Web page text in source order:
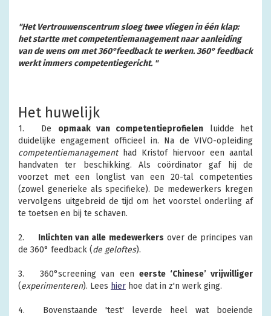
"Het Vertrouwenscentrum sloeg twee vliegen in één klap:
het startte met competentiemanagement naar aanleiding
van de wens om met 360°feedback te werken. 360° feedback
werktimmerscompetentiegericht."
Het huwelijk
1.
	De
opmaakvan competentieprofielen luidde het
duidelijke engagement officieel in. Na de VIVO-opleiding
competentiemanagementhad Kristof hiervoor een aantal
handvaten ter beschikking. Als coördinator gaf hij de
voorzet met een longlist van een 20-tal competenties
(zowel generieke als specifieke). De medewerkers kregen
vervolgens uitgebreid de tijd om het voorstel onderling af
te toetsen en bij te schaven.
2. Inlichten van alle medewerkers over de principes van
de 360° feedback (de geloftes).
3. 360°screening van een eerste ‘Chinese’ vrijwilliger
(experimenteren). Lees hier hoe dat in z'n werk ging.
4.
Bovenstaande 'test' leverde heel wat boeiende